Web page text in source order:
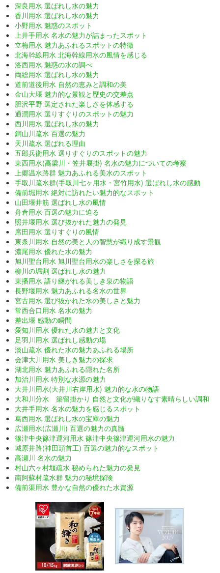
深良用水 選ばれし水の魅力
香川用水 選ばれし水の魅力
小野用水 魅惑のスポット
上井手用水 名水の魅力が詰まったスポット
立梅用水 魅力あふれるスポットの特徴
北海幹線用水 北海幹線用水の風情を感じる
洛西用水 魅惑の水の調べ
両総用水 選ばれし水の魅力
道前道後用水 自然の恵みと調和の美
金山大堰 魅力的な景観と歴史の交差点
胆沢平野 選定された楽しさを体感する
通潤用水 選りすぐりのスポットの魅力
西川用水 選ばれし水の魅力
銅山川疏水 百選の魅力
天川疏水 選ばれる理由
五郎兵衛用水 選りすぐりのスポットの魅力
東西用水(高梁川・笠井堰掛) 名水の魅力についての考察
上郷温水路群 魅力あふれる美水のスポット
手取川疏水群(手取川七ヶ用水・宮竹用水) 選ばれし水の感動
備前堀用水 絶対に訪れたい魅力的なスポット
山田堰井筋 選ばれし水の風情
舟倉用水 百選の魅力に迫る
照井堰用水 選び抜かれた魅力の発見
席田用水 選りすぐりの風情
東条川用水 自然の美と人の智慧が織り成す景観
濃尾用水 優れた水の魅力
旭川聖台用水 旭川聖台用水の楽しさを探る旅
柳川の堀割 選ばれし水の魅力
東播用水 語り継がれる美しき泉の物語
長野堰用水 魅力あふれる名水の世界
宮古用水 選び抜かれた水の美しさと魅力
常西合口用水 名水の魅力
差出堰 感動の瞬間
愛知川用水 優れた水の魅力と文化
足羽川用水 選ばれし感動の場
淡山疏水 優れた水の魅力あふれる場所
会津大川用水 美しき魅力の探求
湖北用水 魅力あふれる隠れた名所
加治川用水 特別な水源の魅力
大井川用水(大井川右岸用水) 魅力的な水の物語
大和川分水 築留掛かり 自然と文化が織りなす素晴らしい調和
大井手用水 名水の魅力を感じるスポット
葛西用水 選ばれし水の宝庫の魅力
広瀬用水(広瀬川) 百選の魅力の真髄
篠津中央篠津運河用水 篠津中央篠津運河用水の魅力
城原井路(神田頭首工) 百選の魅力的なスポット
高瀬川 名水の魅力
村山六ヶ村堰疏水 秘められた魅力の発見
南阿蘇村疏水群 魅力の秘境探険
備前渠用水 豊かな自然の優れた水資源